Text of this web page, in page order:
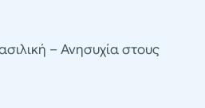
– Ανησυχία στους